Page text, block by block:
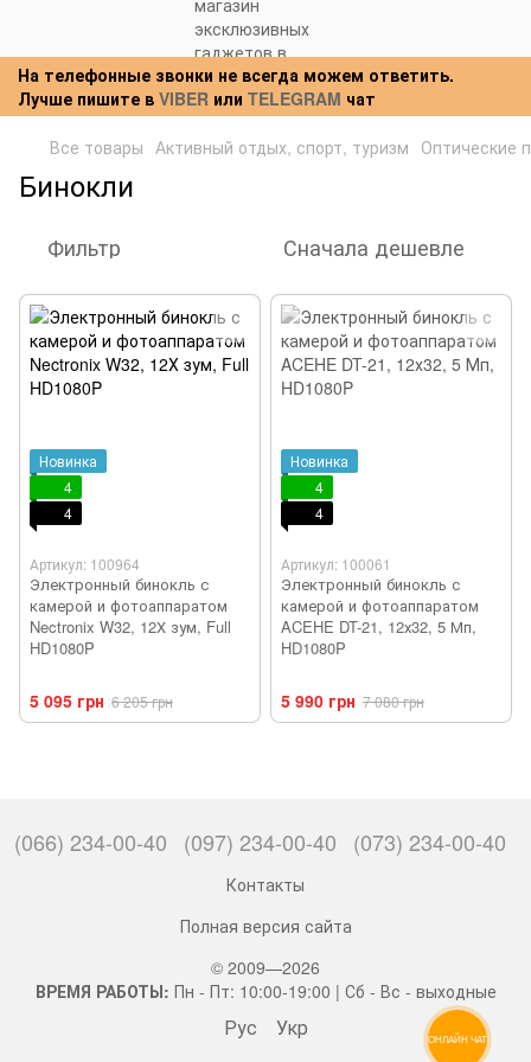
На телефонные звонки не всегда можем ответить.
Лучше пишите в VIBER или TELEGRAM чат
Все товары Активный отдых, спорт, туризм Оптические
Бинокли
Фильтр Сначала дешевле
Новинка
4
4
Артикул: 100964
Электронный бинокль с
камерой и фотоаппаратом
Nectronix W32, 12Х зум, Full
HD1080P
5 095 грн 6 205 грн
Новинка
4
4
Артикул: 100061
Электронный бинокль с
камерой и фотоаппаратом
ACEHE DT-21, 12х32, 5 Мп,
HD1080P
5 990 грн 7 080 грн
(066) 234-00-40 (097) 234-00-40 (073) 234-00-40
Контакты
Полная версия сайта
© 2009—2026
ВРЕМЯ РАБОТЫ: Пн - Пт: 10:00-19:00 | Сб - Вс - выходные
Рус Укр ОНЛАЙН ЧАТ